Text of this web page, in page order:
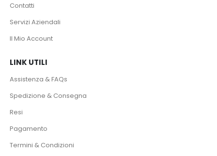
Contatti
Servizi Aziendali
Il Mio Account
LINK UTILI
Assistenza & FAQs
Spedizione & Consegna
Resi
Pagamento
Termini & Condizioni